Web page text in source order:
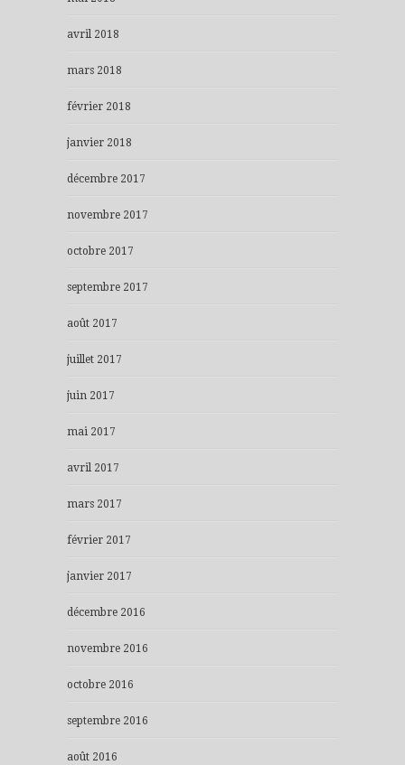
avril 2018
mars 2018
février 2018
janvier 2018
décembre 2017
novembre 2017
octobre 2017
septembre 2017
août 2017
juillet 2017
juin 2017
mai 2017
avril 2017
mars 2017
février 2017
janvier 2017
décembre 2016
novembre 2016
octobre 2016
septembre 2016
août 2016